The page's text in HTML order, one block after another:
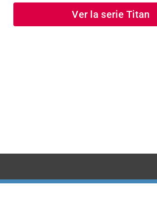
Ver la serie Titan